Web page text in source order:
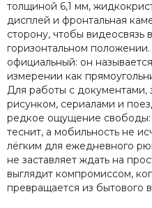
толщиной 6,1 мм,
дисплей и фронтальная
сторону, чтобы видеосвязь
горизонтальном
официальный: он
измерении как
Для работы с документами,
рисунком, сериалами и
редкое ощущение свободы:
теснит, а мобильность не
лёгким для ежедневного
не заставляет ждать на
выглядит компромиссом,
превращается из бытового